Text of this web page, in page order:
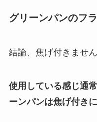
グリーンパンのフ
結論、焦げ付きません
使用している感じ通
ーンパンは焦げ付き